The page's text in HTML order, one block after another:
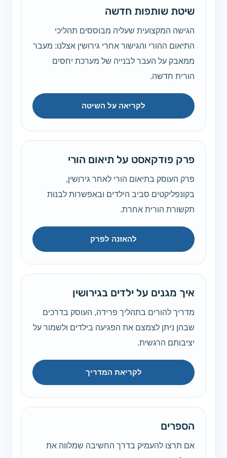
שיטת שותפות חדשה
הגישה המקצועית שעליה מבוססים תהליכי
התיאום ההורי והגישור אחרי גירושין אצלנו: מעבר
ממאבק על העבר לבנייה של מערכת יחסים
הורית חדשה.
לקריאה על השיטה
פרק פודקאסט על תיאום הורי
פרק העוסק בתיאום הורי לאחר גירושין,
בקונפליקטים סביב הילדים ובאפשרות לבנות
תקשורת הורית אחרת.
להאזנה לפרק
איך מגנים על ילדים בגירושין
מדריך להורים בתהליך פרידה, העוסק בדרכים
שבהן ניתן לצמצם את הפגיעה בילדים ולשמור על
יציבותם הרגשית.
לקריאת המדריך
הספרים
אם תרצו להעמיק בדרך החשיבה שמלווה את